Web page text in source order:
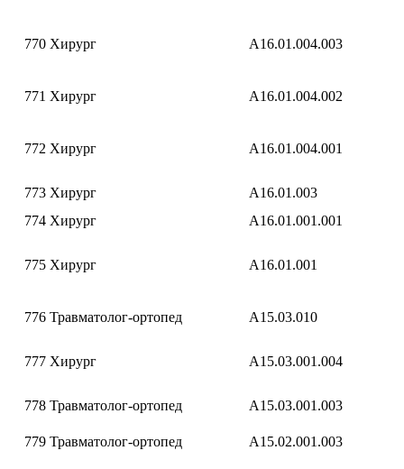
770 Хирург A16.01.004.003
771 Хирург A16.01.004.002
772 Хирург A16.01.004.001
773 Хирург
A16.01.003
774 Хирург A16.01.001.001
775 Хирург A16.01.001
776 Травматолог-ортопед A15.03.010
777 Хирург A15.03.001.004
778 Травматолог-ортопед A15.03.001.003
779 Травматолог-ортопед A15.02.001.003